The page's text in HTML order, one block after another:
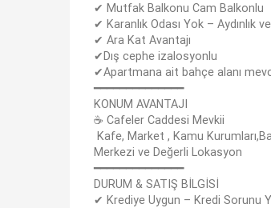
✔ Mutfak Balkonu Cam Balkonlu
✔ Karanlık Odası Yok – Aydınlık
✔ Ara Kat Avantajı
✔Dış cephe izalosyonlu
✔Apartmana ait bahçe alanı
━━━━━━━━━━━━━━
KONUM AVANTAJI
☕ Cafeler Caddesi Mevkii
Kafe, Market , Kamu
Merkezi ve Değerli Lokasyon
━━━━━━━━━━━━━━
DURUM & SATIŞ BİLGİSİ
✔ Krediye Uygun – Kredi Sorunu